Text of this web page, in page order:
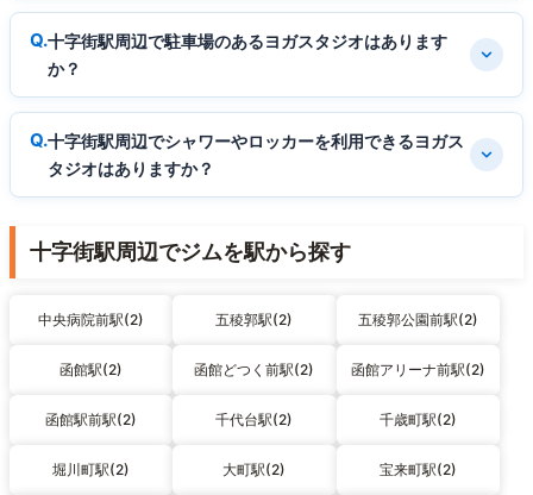
十字街駅周辺で駐車場のあるヨガスタジオはあります
か？
十字街駅周辺でシャワーやロッカーを利用できるヨガス
タジオはありますか？
十字街駅周辺でジムを駅から探す
中央病院前駅(2) 五稜郭駅(2) 五稜郭公園前駅(2)
函館駅(2) 函館どつく前駅(2) 函館アリーナ前駅(2)
函館駅前駅(2) 千代台駅(2) 千歳町駅(2)
堀川町駅(2) 大町駅(2) 宝来町駅(2)